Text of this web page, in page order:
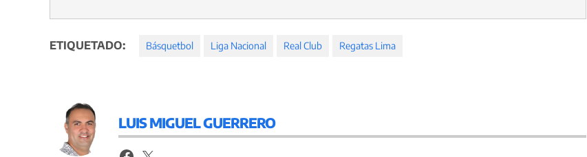
ETIQUETADO: Básquetbol Liga Nacional Real Club Regatas Lima
LUIS MIGUEL GUERRERO